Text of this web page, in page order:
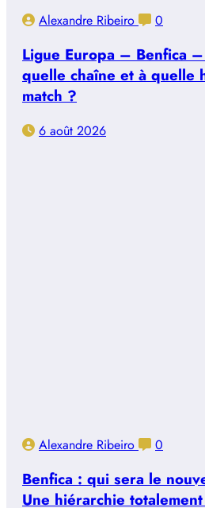
Alexandre Ribeiro 0
Ligue Europa – Benfica
quelle chaîne et à quelle
match ?
6 août 2026
Alexandre Ribeiro 0
Benfica : qui sera le
Une hiérarchie